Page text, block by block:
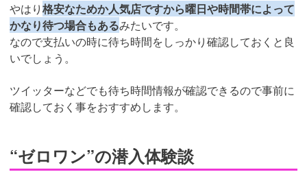
やはり格安なためか人気店ですから曜日や時間帯によって
かなり待つ場合もあるみたいです。
なので支払いの時に待ち時間をしっかり確認しておくと良
いでしょう。
ツイッターなどでも待ち時間情報が確認できるので事前に
確認しておく事をおすすめします。
“ゼロワン”の潜入体験談